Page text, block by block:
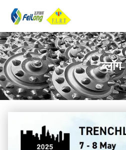
ब्लॉग